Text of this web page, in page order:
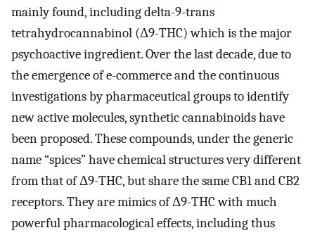
mainly found, including delta-9-trans
tetrahydrocannabinol (Δ9-THC) which is the major
psychoactive ingredient. Over the last decade, due to
the emergence of e-commerce and the continuous
investigations by pharmaceutical groups to identify
new active molecules, synthetic cannabinoids have
been proposed. These compounds, under the generic
name “spices” have chemical structures very different
from that of Δ9-THC, but share the same CB1 and CB2
receptors. They are mimics of Δ9-THC with much
powerful pharmacological effects, including thus